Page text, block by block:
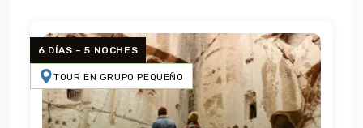
6 DÍAS – 5 NOCHES
TOUR EN GRUPO PEQUEÑO